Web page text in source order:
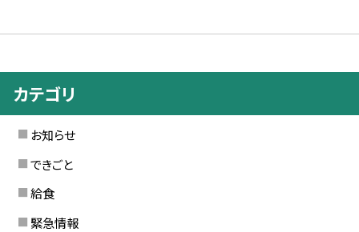
カテゴリ
お知らせ
できごと
給食
緊急情報